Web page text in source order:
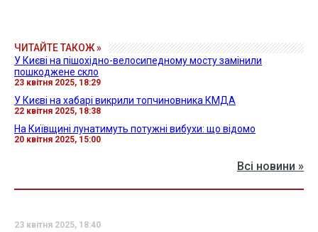
ЧИТАЙТЕ ТАКОЖ »
У Києві на пішохідно-велосипедному мосту замінили
пошкоджене скло
23 квітня 2025, 18:29
У Києві на хабарі викрили топчиновника КМДА
22 квітня 2025, 18:38
На Київщині лунатимуть потужні вибухи: що відомо
20 квітня 2025, 15:00
Всі новини »
23 квітня 2025, 18:40